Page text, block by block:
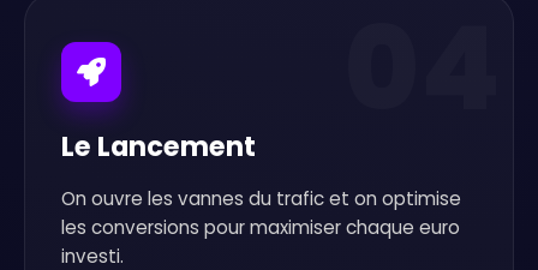
Le Lancement
On ouvre les vannes du trafic et on optimise
les conversions pour maximiser chaque euro
investi.